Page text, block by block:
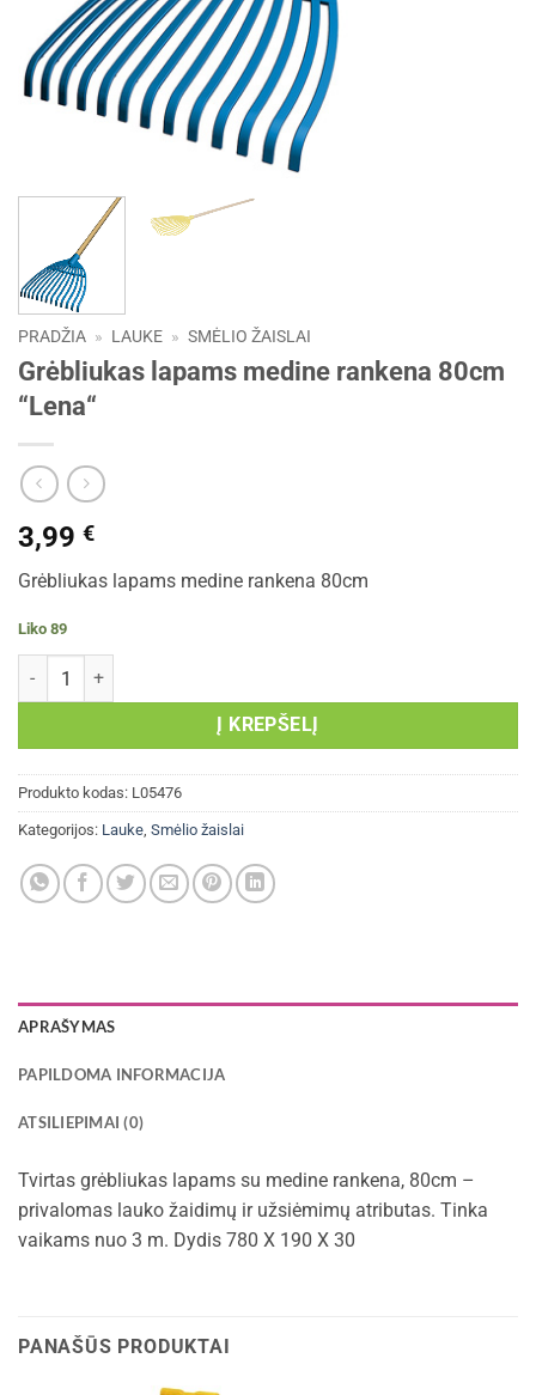
PRADŽIA » LAUKE » SMĖLIO ŽAISLAI
Grėbliukas lapams medine rankena 80cm
“Lena“
3,99 €
Grėbliukas lapams medine rankena 80cm
Liko 89
produkto kiekis: Grėbliukas lapams medine rankena 80cm “Lena“
Į KREPŠELĮ
Produkto kodas: L05476
Kategorijos: Lauke, Smėlio žaislai
APRAŠYMAS
PAPILDOMA INFORMACIJA
ATSILIEPIMAI (0)
Tvirtas grėbliukas lapams su medine rankena, 80cm –
privalomas lauko žaidimų ir užsiėmimų atributas. Tinka
vaikams nuo 3 m. Dydis 780 X 190 X 30
PANAŠŪS PRODUKTAI